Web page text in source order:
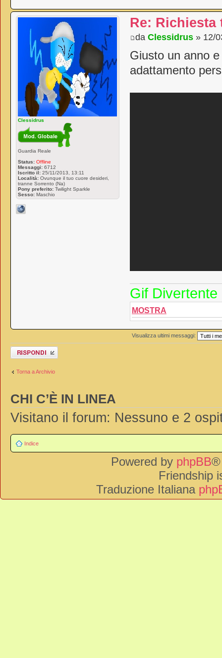
Re:
da Clessidrus» 12/
Giusto un anno
adattamento
Gif Divertente
MOSTRA
Clessidrus
Guardia Reale
Status: Offline
Messaggi: 6712
Iscritto il: 25/11/2013, 13:11
Località: Ovunque il tuo cuore desideri,
tranne Sorrento (Na)
Pony preferito: Twilight Sparkle
Sesso: Maschio
Visualizza ultimi messaggi:
Rispondi al
messaggio
Torna a Archivio
CHI C’È IN LINEA
Visitano il forum: Nessuno e 2
Indice
Powered by phpBB®
Friendship
Traduzione Italiana